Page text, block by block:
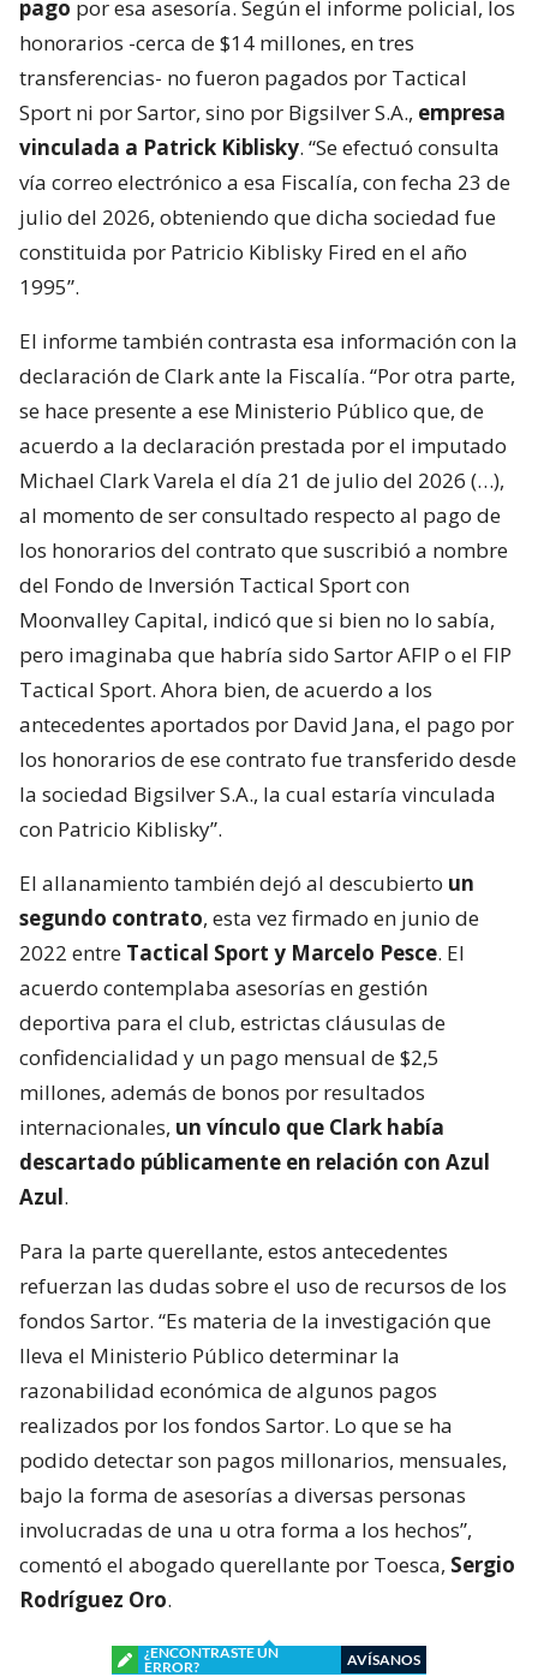
pago por esa asesoría. Según el informe policial, los
honorarios -cerca de $14 millones, en tres
transferencias- no fueron pagados por Tactical
Sport ni por Sartor, sino por Bigsilver S.A., empresa
vinculada a Patrick Kiblisky. “Se efectuó consulta
vía correo electrónico a esa Fiscalía, con fecha 23 de
julio del 2026, obteniendo que dicha sociedad fue
constituida por Patricio Kiblisky Fired en el año
1995”.
El informe también contrasta esa información con la
declaración de Clark ante la Fiscalía. “Por otra parte,
se hace presente a ese Ministerio Público que, de
acuerdo a la declaración prestada por el imputado
Michael Clark Varela el día 21 de julio del 2026 (…),
al momento de ser consultado respecto al pago de
los honorarios del contrato que suscribió a nombre
del Fondo de Inversión Tactical Sport con
Moonvalley Capital, indicó que si bien no lo sabía,
pero imaginaba que habría sido Sartor AFIP o el FIP
Tactical Sport. Ahora bien, de acuerdo a los
antecedentes aportados por David Jana, el pago por
los honorarios de ese contrato fue transferido desde
la sociedad Bigsilver S.A., la cual estaría vinculada
con Patricio Kiblisky”.
El allanamiento también dejó al descubierto un
segundo contrato, esta vez firmado en junio de
2022 entre Tactical Sport y Marcelo Pesce. El
acuerdo contemplaba asesorías en gestión
deportiva para el club, estrictas cláusulas de
confidencialidad y un pago mensual de $2,5
millones, además de bonos por resultados
internacionales, un vínculo que Clark había
descartado públicamente en relación con Azul
Azul.
Para la parte querellante, estos antecedentes
refuerzan las dudas sobre el uso de recursos de los
fondos Sartor. “Es materia de la investigación que
lleva el Ministerio Público determinar la
razonabilidad económica de algunos pagos
realizados por los fondos Sartor. Lo que se ha
podido detectar son pagos millonarios, mensuales,
bajo la forma de asesorías a diversas personas
involucradas de una u otra forma a los hechos”,
comentó el abogado querellante por Toesca, Sergio
Rodríguez Oro.
¿ENCONTRASTE UN
ERROR?
AVÍSANOS